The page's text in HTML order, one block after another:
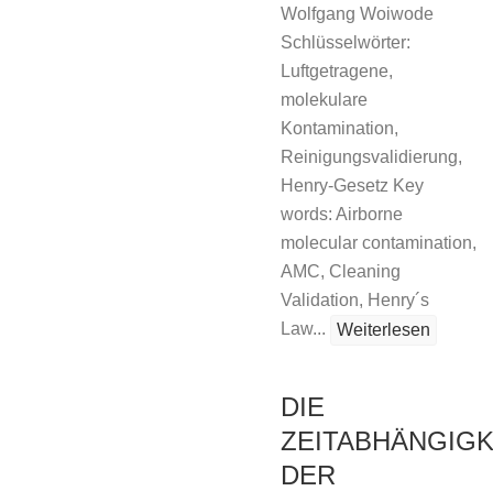
Wolfgang Woiwode
Schlüsselwörter:
Luftgetragene,
molekulare
Kontamination,
Reinigungsvalidierung,
Henry-Gesetz Key
words: Airborne
molecular contamination,
AMC, Cleaning
Validation, Henry´s
Law...
Weiterlesen
DIE
DER